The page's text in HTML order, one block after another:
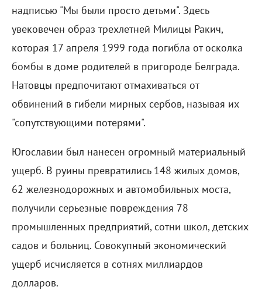
надписью "Мы были просто детьми". Здесь
увековечен образ трехлетней Милицы Ракич,
которая 17 апреля 1999 года погибла от осколка
бомбы в доме родителей в пригороде Белграда.
Натовцы предпочитают отмахиваться от
обвинений в гибели мирных сербов, называя их
"сопутствующими потерями".
Югославии был нанесен огромный материальный
ущерб. В руины превратились 148 жилых домов,
62 железнодорожных и автомобильных моста,
получили серьезные повреждения 78
промышленных предприятий, сотни школ, детских
садов и больниц. Совокупный экономический
ущерб исчисляется в сотнях миллиардов
долларов.